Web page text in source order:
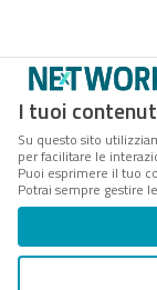
I tuoi
Su questo sito
per facilitare le
Puoi esprimere il tuo
Potrai sempre gestire